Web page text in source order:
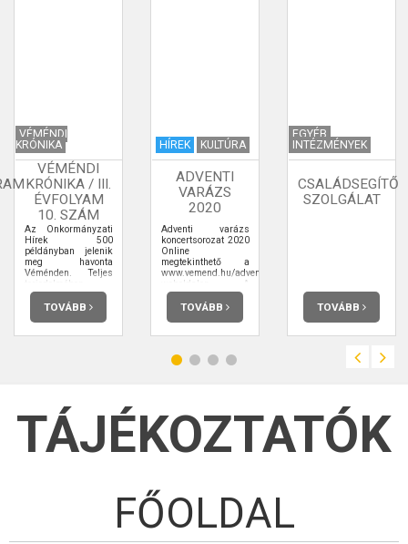
VÉMÉNDI
KRÓNIKA
VÉMÉNDI
KRÓNIKA / III.
ÉVFOLYAM
10. SZÁM
Az Önkormányzati
Hírek 500
példányban jelenik
meg havonta
Véménden. Teljes
terjedelmében
elolvashatja.
TOVÁBB
HÍREK KULTÚRA
ADVENTI
VARÁZS
2020
Adventi varázs
koncertsorozat 2020
Online
megtekinthető a
www.vemend.hu/advent2020
weboldalon. A
harmadik rész
premierje:
2020.12.20. 17:00
TOVÁBB
EGYÉB
INTÉZMÉNYEK
CSALÁDSEGÍTŐ
SZOLGÁLAT
TOVÁBB
TÁJÉKOZTATÓK
FŐOLDAL